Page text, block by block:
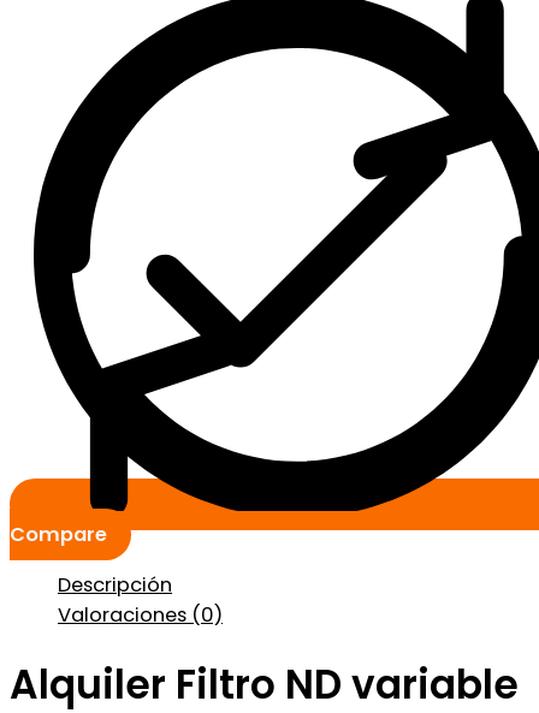
Compare
Descripción
Valoraciones (0)
Alquiler Filtro ND variable